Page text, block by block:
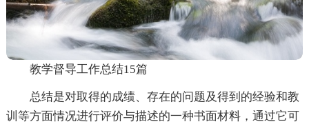
教学督导工作总结15篇
总结是对取得的成绩、存在的问题及得到的经验和教
训等方面情况进行评价与描述的一种书面材料，通过它可